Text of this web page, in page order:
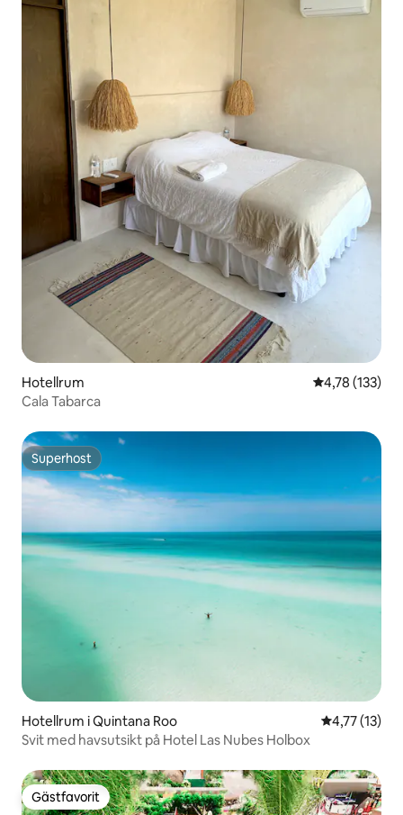
Hotellrum 4,78 av 5 i
4,78 (133)
Cala Tabarca
Superhost
Superhost
Hotellrum i Quintana Roo 4,77 av 5 i
4,77 (13)
Svit med havsutsikt på Hotel Las Nubes Holbox
Gästfavorit
Gästfavorit